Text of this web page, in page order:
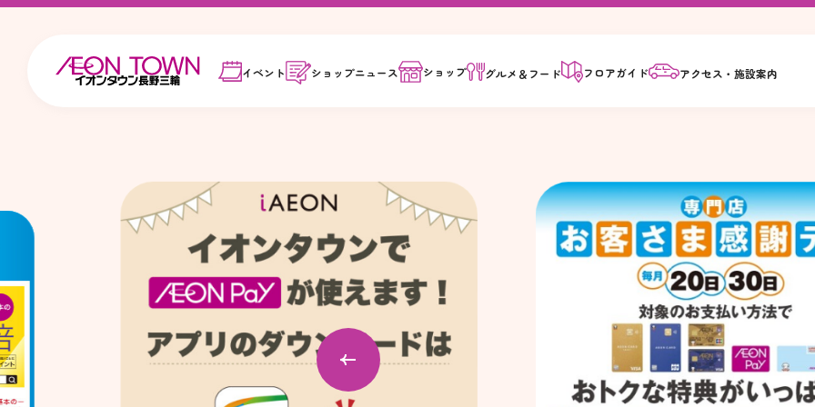
イベント ショップニュース ショップ グルメ＆ フード フロアガイド アクセス・施設案内